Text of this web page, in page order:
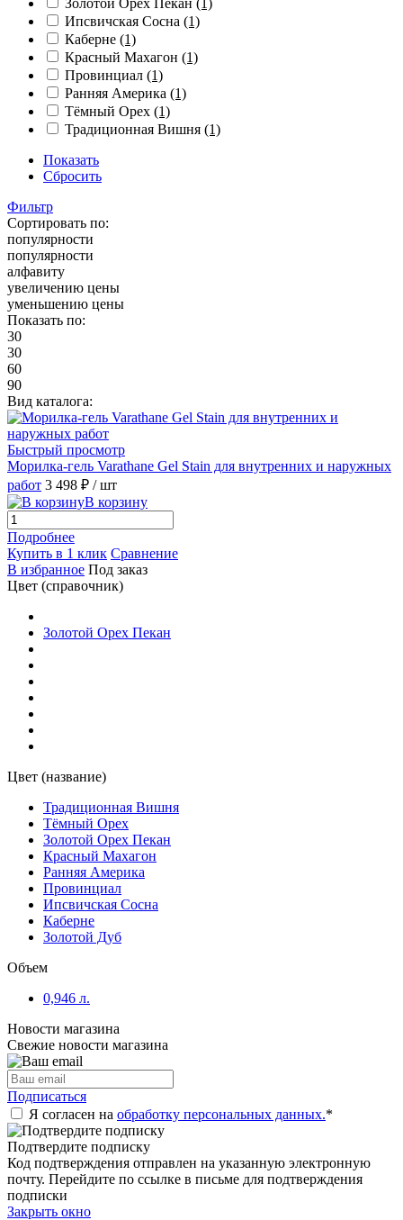
Ипсвичская Сосна (1)
Каберне (1)
Красный Махагон (1)
Провинциал (1)
Ранняя Америка (1)
Тёмный Орех (1)
Традиционная Вишня (1)
Показать
Сбросить
Фильтр
Сортировать по:
популярности
популярности
алфавиту
увеличению цены
уменьшению цены
Показать по:
30
30
60
90
Вид каталога:
Быстрый просмотр
Морилка-гель Varathane Gel Stain для внутренних и наружных
работ 3 498 ₽ / шт
В корзину
Подробнее
Купить в 1 клик Сравнение
В избранное Под заказ
Цвет (справочник)
Золотой Орех Пекан
Цвет (название)
Традиционная Вишня
Тёмный Орех
Золотой Орех Пекан
Красный Махагон
Ранняя Америка
Провинциал
Ипсвичская Сосна
Каберне
Золотой Дуб
Объем
0,946 л.
Новости магазина
Свежие новости магазина
Подписаться
Я согласен на обработку персональных данных.*
Подтвердите подписку
Код подтверждения отправлен на указанную электронную
почту. Перейдите по ссылке в письме для подтверждения
подписки
Закрыть окно